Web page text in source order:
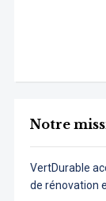
Notre
VertDurable
de rénovation